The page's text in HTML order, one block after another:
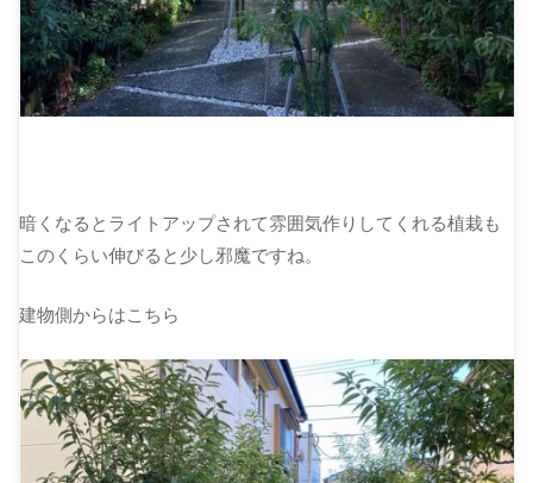
暗くなるとライトアップされて雰囲気作りしてくれる植栽も
このくらい伸びると少し邪魔ですね。
建物側からはこちら